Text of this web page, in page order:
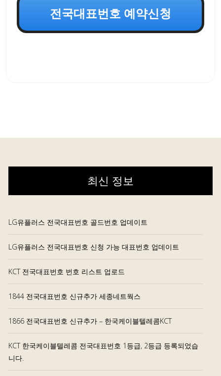
전국대표번호 예약신청
최신 정보
LG유플러스 전국대표번호 골드번호 업데이트
LG유플러스 전국대표번호 신청 가능 대표번호 업데이트
KCT 전국대표번호 번호 리스트 업로드
1844 전국대표번호 신규추가 세종네트웍스
1866 전국대표번호 신규추가 – 한국케이블텔레콤KCT
KCT 한국케이블텔레콤 전국대표번호 1등급, 2등급 등록되었습
니다.